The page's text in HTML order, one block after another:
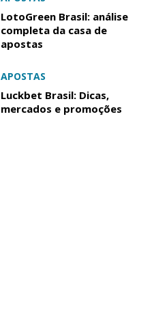
LotoGreen Brasil: análise
completa da casa de
apostas
APOSTAS
Luckbet Brasil: Dicas,
mercados e promoções